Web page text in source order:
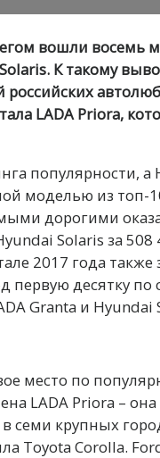
вошли восемь
К такому
LADA Priora,
популярности, а
моделью из топ-
дорогими
Solaris за 508
2017 года
первую десятку по
Granta и Hyundai
место по
LADA Priora –
семи крупных
Toyota Corolla.